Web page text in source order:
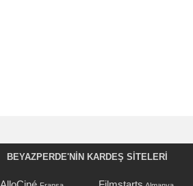
BEYAZPERDE'NIN KARDEŞ SİTELERİ